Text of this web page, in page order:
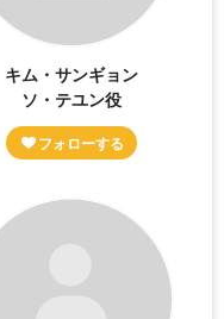
キム・サンギョン
ソ・テユン役